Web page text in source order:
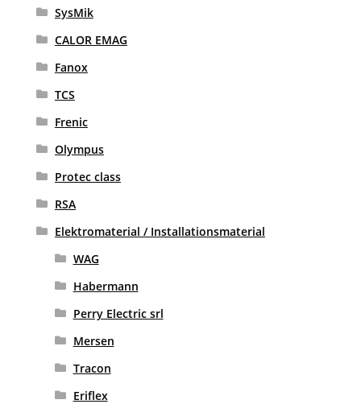
SysMik
CALOR EMAG
Fanox
TCS
Frenic
Olympus
Protec class
RSA
Elektromaterial / Installationsmaterial
WAG
Habermann
Perry Electric srl
Mersen
Tracon
Eriflex